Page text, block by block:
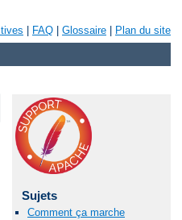
FAQ Glossaire Plan du site
Sujets
Comment ça marche